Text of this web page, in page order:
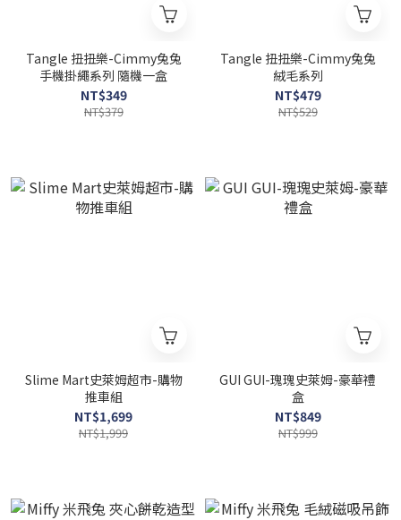
Tangle 扭扭樂-Cimmy兔兔
手機掛繩系列 隨機一盒
NT$349
NT$379
Tangle 扭扭樂-Cimmy兔兔
絨毛系列
NT$479
NT$529
Slime Mart史萊姆超市-購物
推車組
NT$1,699
NT$1,999
GUI GUI-瑰瑰史萊姆-豪華禮
盒
NT$849
NT$999